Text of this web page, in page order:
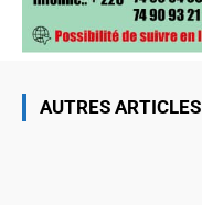
AUTRES ARTICLES